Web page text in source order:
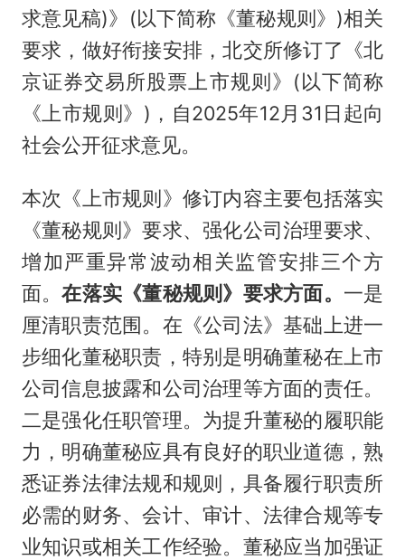
求意见稿)》(以下简称《董秘规则》)相关
要求，做好衔接安排，北交所修订了《北
京证券交易所股票上市规则》(以下简称
《上市规则》)，自2025年12月31日起向
社会公开征求意见。
本次《上市规则》修订内容主要包括落实
《董秘规则》要求、强化公司治理要求、
增加严重异常波动相关监管安排三个方
面。在落实《董秘规则》要求方面。 一是
厘清职责范围。在《公司法》基础上进一
步细化董秘职责，特别是明确董秘在上市
公司信息披露和公司治理等方面的责任。
二是强化任职管理。为提升董秘的履职能
力，明确董秘应具有良好的职业道德，熟
悉证券法律法规和规则，具备履行职责所
必需的财务、会计、审计、法律合规等专
业知识或相关工作经验。董秘应当加强证